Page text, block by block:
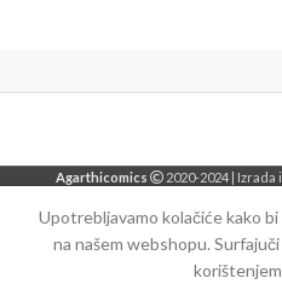
Agarthicomics 2020-2024 |
Upotrebljavamo kolačiće kako bi
na našem webshopu.